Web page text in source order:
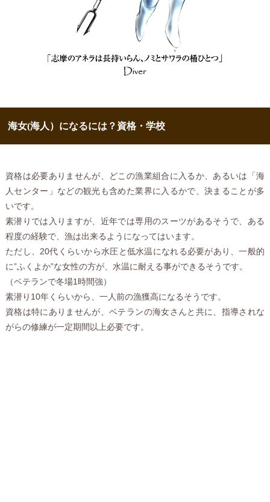
海女(海人）になるには？資格・学校
資格は必要ありませんが、どこの漁業組合に入るか、あるいは「海
人センター」などの観光も含めた業界に入るかで、決まることが多
いです。
素潜りでは入りますが、近年では専用のスーツがあるそうで、ある
程度の経験で、漁は出来るようになってはいます。
ただし、20代くらいから水圧と低水温になれる必要があり、一般的
に”ふくよか”な女性の方が、水温に耐える事ができるそうです。
（ベテランで冬場1時間強）
素潜り10年くらいから、一人前の漁獲高になるそうです。
資格は特にありませんが、ベテランの海女さんと共に、指導されな
がらの修練が一定期間以上必要です。